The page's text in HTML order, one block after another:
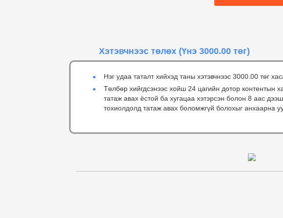
Хэтэвчнээс төлөх (Үнэ 3000.00 төг)
Нэг удаа таталт хийхэд таны хэтэвчнээс 3000.00 төг
Төлбөр хийгдсэнээс хойш 24 цагийн дотор контентын
татаж авах ёстой ба хугацаа хэтэрсэн болон 8 аас
тохиолдолд татаж авах боломжгүй болохыг анхаарна